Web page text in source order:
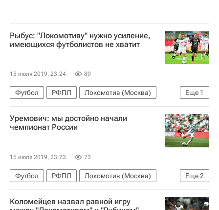
Рыбус: "Локомотиву" нужно усиление,
имеющихся футболистов не хватит
15 июля 2019, 23:24 89
Еще 1
Футбол РФПЛ
Локомотив (Москва)
Мацей Рыбус
Уремович: мы достойно начали
чемпионат России
15 июля 2019, 23:23 73
Еще2
Футбол РФПЛ
Локомотив (Москва)
Филип Уремович
Рубин
Коломейцев назвал равной игру